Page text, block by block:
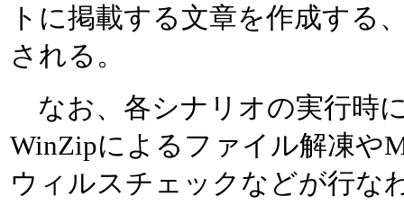
トに掲載する文章を作成する
される。
なお、各シナリオの実行時
WinZipによるファイル解凍や
ウィルスチェックなどが行な